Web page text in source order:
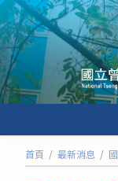
跳
轉
至
主
要
內
首頁 / 最新消息 /